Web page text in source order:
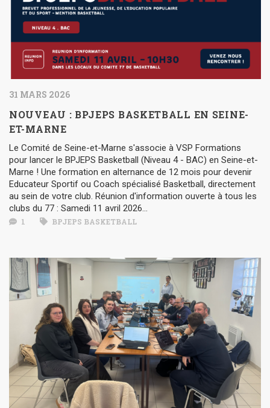
31 MARS 2026
NOUVEAU : BPJEPS BASKETBALL EN SEINE-
ET-MARNE
Le Comité de Seine-et-Marne s'associe à VSP Formations
pour lancer le BPJEPS Basketball (Niveau 4 - BAC) en Seine-et-
Marne ! Une formation en alternance de 12 mois pour devenir
Educateur Sportif ou Coach spécialisé Basketball, directement
au sein de votre club. Réunion d'information ouverte à tous les
clubs du 77 : Samedi 11 avril 2026...
1 BPJEPS BASKETBALL